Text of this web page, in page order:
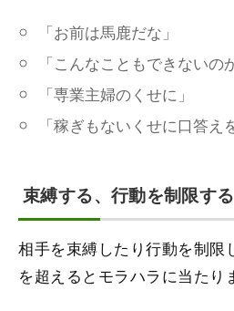
「お前は馬鹿だな」
「こんなこともできないの
「専業主婦のくせに」
「稼ぎもないくせに口答え
束縛する、行動を制限する
相手を束縛したり行動を制限
を超えるとモラハラに当たり